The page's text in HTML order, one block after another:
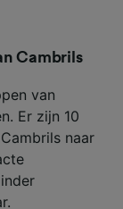
Cambrils
van
Er zijn 10
naar